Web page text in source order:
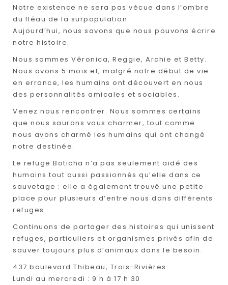
Notre existence ne sera pas vécue dans l’ombre
du fléau de la surpopulation.
Aujourd’hui, nous savons que nous pouvons écrire
notre histoire.
Nous sommes Véronica, Reggie, Archie et Betty.
Nous avons 5 mois et, malgré notre début de vie
en errance, les humains ont découvert en nous
des personnalités amicales et sociables.
Venez nous rencontrer. Nous sommes certains
que nous saurons vous charmer, tout comme
nous avons charmé les humains qui ont changé
notre destinée.
Le refuge Boticha n’a pas seulement aidé des
humains tout aussi passionnés qu’elle dans ce
sauvetage : elle a également trouvé une petite
place pour plusieurs d’entre nous dans différents
refuges.
Continuons de partager des histoires qui unissent
refuges, particuliers et organismes privés afin de
sauver toujours plus d’animaux dans le besoin.
437 boulevard Thibeau, Trois-Rivières
Lundi au mercredi : 9 h à 17 h 30